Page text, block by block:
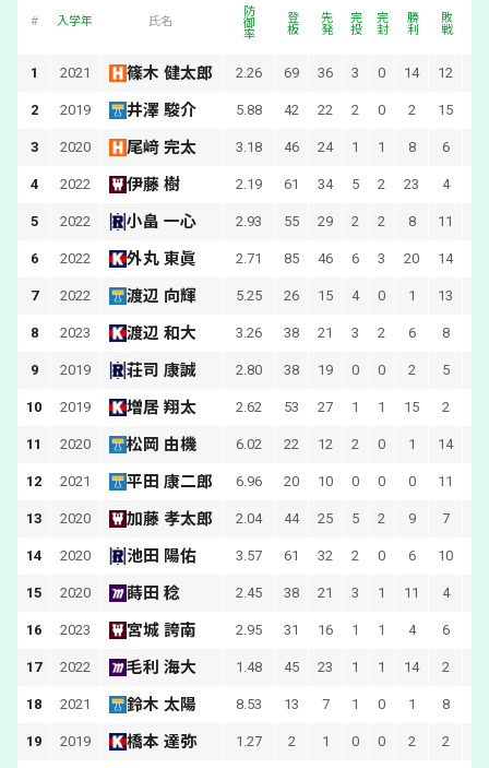
# 入学年 氏名 防御率 登板 先発 完投 完封 勝利 敗戦
1 2021 篠木 健太郎 2.26 69 36 3 0 14 12
2 2019 井澤 駿介 5.88 42 22 2 0 2 15
3 2020 尾﨑 完太 3.18 46 24 1 1 8 6
4 2022 伊藤 樹 2.19 61 34 5 2 23 4
5 2022 小畠 一心 2.93 55 29 2 2 8 11
6 2022 外丸 東眞 2.71 85 46 6 3 20 14
7 2022 渡辺 向輝 5.25 26 15 4 0 1 13
8 2023 渡辺 和大 3.26 38 21 3 2 6 8
9 2019 荘司 康誠 2.80 38 19 0 0 2 5
10 2019 増居 翔太 2.62 53 27 1 1 15 2
11 2020 松岡 由機 6.02 22 12 2 0 1 14
12 2021 平田 康二郎 6.96 20 10 0 0 0 11
13 2020 加藤 孝太郎 2.04 44 25 5 2 9 7
14 2020 池田 陽佑 3.57 61 32 2 0 6 10
15 2020 蒔田 稔 2.45 38 21 3 1 11 4
16 2023 宮城 誇南 2.95 31 16 1 1 4 6
17 2022 毛利 海大 1.48 45 23 1 1 14 2
18 2021 鈴木 太陽 8.53 13 7 1 0 1 8
19 2019 橋本 達弥 1.27 2 1 0 0 2 2